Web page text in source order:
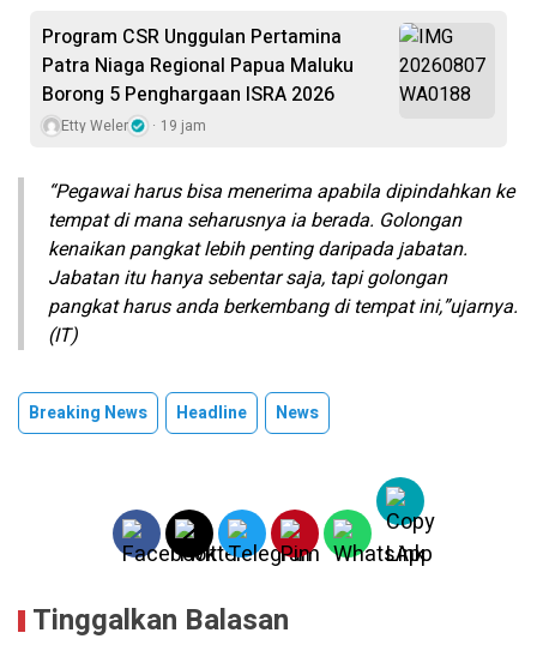
Program CSR Unggulan Pertamina
Patra Niaga Regional Papua Maluku
Borong 5 Penghargaan ISRA 2026
Etty Weler 19 jam
“Pegawai harus bisa menerima apabila dipindahkan ke
tempat di mana seharusnya ia berada. Golongan
kenaikan pangkat lebih penting daripada jabatan.
Jabatan itu hanya sebentar saja, tapi golongan
pangkat harus anda berkembang di tempat ini,”ujarnya.
(IT)
Breaking News Headline News
Tinggalkan Balasan